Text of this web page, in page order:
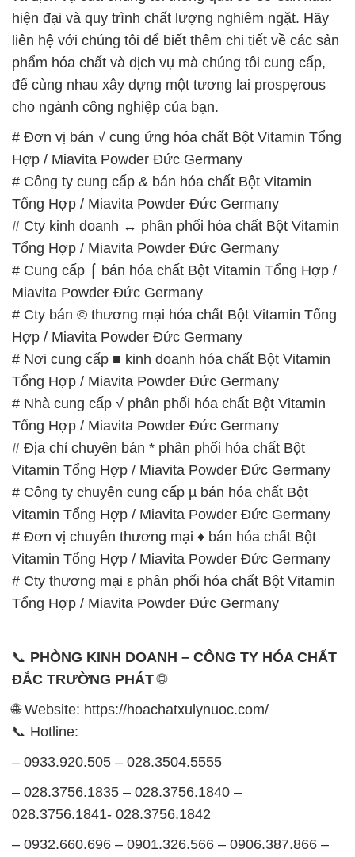
cho ngành công nghiệp của bạn.
# Đơn vị bán √ cung ứng hóa chất Bột Vitamin Tổng
Hợp / Miavita Powder Đức Germany
# Công ty cung cấp & bán hóa chất Bột Vitamin
Tổng Hợp / Miavita Powder Đức Germany
# Cty kinh doanh ↔ phân phối hóa chất Bột Vitamin
Tổng Hợp / Miavita Powder Đức Germany
# Cung cấp ⌠ bán hóa chất Bột Vitamin Tổng Hợp /
Miavita Powder Đức Germany
# Cty bán © thương mại hóa chất Bột Vitamin Tổng
Hợp / Miavita Powder Đức Germany
# Nơi cung cấp ■ kinh doanh hóa chất Bột Vitamin
Tổng Hợp / Miavita Powder Đức Germany
# Nhà cung cấp √ phân phối hóa chất Bột Vitamin
Tổng Hợp / Miavita Powder Đức Germany
# Địa chỉ chuyên bán * phân phối hóa chất Bột
Vitamin Tổng Hợp / Miavita Powder Đức Germany
# Công ty chuyên cung cấp µ bán hóa chất Bột
Vitamin Tổng Hợp / Miavita Powder Đức Germany
# Đơn vị chuyên thương mại ♦ bán hóa chất Bột
Vitamin Tổng Hợp / Miavita Powder Đức Germany
# Cty thương mại ε phân phối hóa chất Bột Vitamin
Tổng Hợp / Miavita Powder Đức Germany
📞PHÒNG KINH DOANH – CÔNG TY HÓA CHẤT
ĐẮC TRƯỜNG PHÁT🌐
🌐 Website: https://hoachatxulynuoc.com/
– 0933.920.505 – 028.3504.5555
028.3756.1841- 028.3756.1842
0902.765.866
📧 Email: hoachat@dactruongphat.vn
TRƯỜNG PHÁT